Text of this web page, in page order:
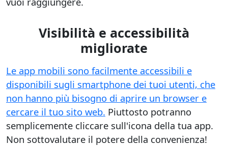
Visibilità e accessibilità
migliorate
Le app mobili sono facilmente accessibili e
disponibili sugli smartphone dei tuoi utenti, che
non hanno più bisogno di aprire un browser e
cercare il tuo sito web. Piuttosto potranno
semplicemente cliccare sull'icona della tua app.
Non sottovalutare il potere della convenienza!